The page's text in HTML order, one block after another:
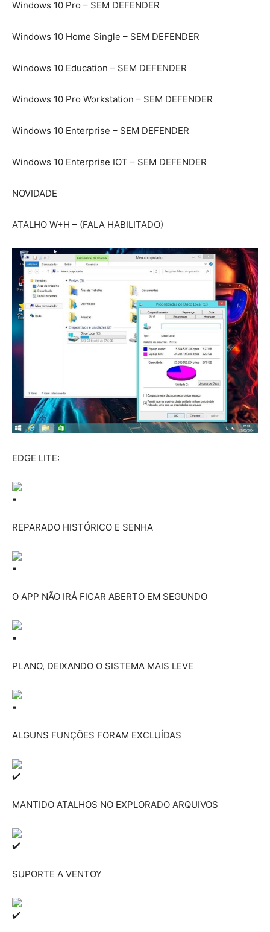
Windows 10 Pro – SEM DEFENDER
Windows 10 Home Single – SEM DEFENDER
Windows 10 Education – SEM DEFENDER
Windows 10 Pro Workstation – SEM DEFENDER
Windows 10 Enterprise – SEM DEFENDER
Windows 10 Enterprise IOT – SEM DEFENDER
NOVIDADE
ATALHO W+H – (FALA HABILITADO)
EDGE LITE:
REPARADO HISTÓRICO E SENHA
O APP NÃO IRÁ FICAR ABERTO EM SEGUNDO
PLANO, DEIXANDO O SISTEMA MAIS LEVE
ALGUNS FUNÇÕES FORAM EXCLUÍDAS
MANTIDO ATALHOS NO EXPLORADO ARQUIVOS
SUPORTE A VENTOY